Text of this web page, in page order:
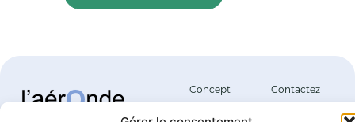
Concept
Entreprise
Contactez